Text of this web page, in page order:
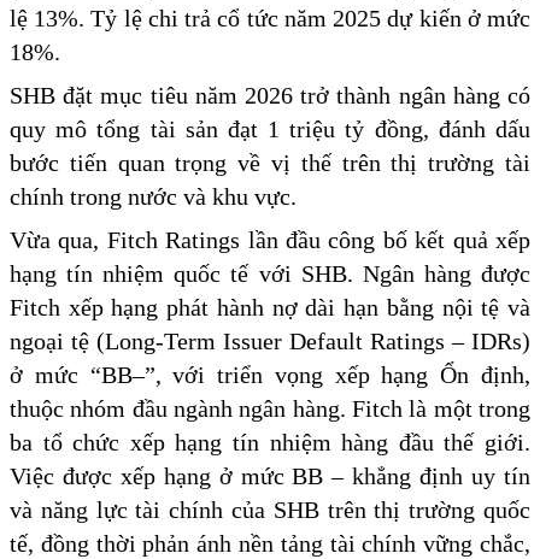
lệ 13%. Tỷ lệ chi trả cổ tức năm 2025 dự kiến ở mức
18%.
SHB đặt mục tiêu năm 2026 trở thành ngân hàng có
quy mô tổng tài sản đạt 1 triệu tỷ đồng, đánh dấu
bước tiến quan trọng về vị thế trên thị trường tài
chính trong nước và khu vực.
Vừa qua, Fitch Ratings lần đầu công bố kết quả xếp
hạng tín nhiệm quốc tế với SHB. Ngân hàng được
Fitch xếp hạng phát hành nợ dài hạn bằng nội tệ và
ngoại tệ (Long-Term Issuer Default Ratings – IDRs)
ở mức “BB–”, với triển vọng xếp hạng Ổn định,
thuộc nhóm đầu ngành ngân hàng. Fitch là một trong
ba tổ chức xếp hạng tín nhiệm hàng đầu thế giới.
Việc được xếp hạng ở mức BB – khẳng định uy tín
và năng lực tài chính của SHB trên thị trường quốc
tế, đồng thời phản ánh nền tảng tài chính vững chắc,